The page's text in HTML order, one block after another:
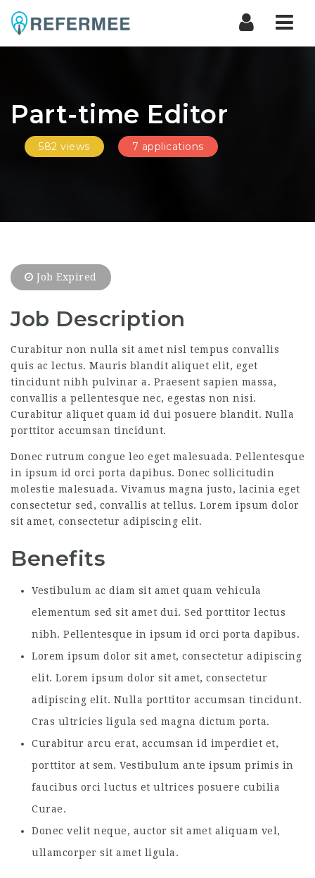
Part-time Editor
582 views 7 applications
Job Expired
Job Description
Curabitur non nulla sit amet nisl tempus convallis
quis ac lectus. Mauris blandit aliquet elit, eget
tincidunt nibh pulvinar a. Praesent sapien massa,
convallis a pellentesque nec, egestas non nisi.
Curabitur aliquet quam id dui posuere blandit. Nulla
porttitor accumsan tincidunt.
Donec rutrum congue leo eget malesuada. Pellentesque
in ipsum id orci porta dapibus. Donec sollicitudin
molestie malesuada. Vivamus magna justo, lacinia eget
consectetur sed, convallis at tellus. Lorem ipsum dolor
sit amet, consectetur adipiscing elit.
Benefits
Vestibulum ac diam sit amet quam vehicula
elementum sed sit amet dui. Sed porttitor lectus
nibh. Pellentesque in ipsum id orci porta dapibus.
Lorem ipsum dolor sit amet, consectetur adipiscing
elit. Lorem ipsum dolor sit amet, consectetur
adipiscing elit. Nulla porttitor accumsan tincidunt.
Cras ultricies ligula sed magna dictum porta.
Curabitur arcu erat, accumsan id imperdiet et,
porttitor at sem. Vestibulum ante ipsum primis in
faucibus orci luctus et ultrices posuere cubilia
Curae.
Donec velit neque, auctor sit amet aliquam vel,
ullamcorper sit amet ligula.